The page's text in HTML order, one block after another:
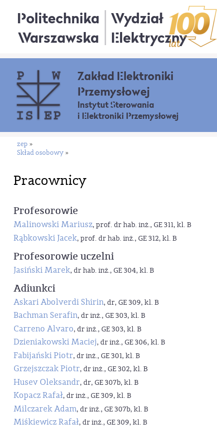
Politechnika
Warszawska
Wydział
Elektryczny
Zakład Elektroniki
Przemysłowej
Instytut Sterowania
i Elektroniki Przemysłowej
zep »
Skład osobowy »
Pracownicy
Profesorowie
Malinowski Mariusz, prof. dr hab. inż., GE 311, kl. B
Rąbkowski Jacek, prof. dr hab. inż., GE 312, kl. B
Profesorowie uczelni
Jasiński Marek, dr hab. inż., GE 304, kl. B
Adiunkci
Askari Abolverdi Shirin, dr, GE 309, kl. B
Bachman Serafin, dr inż., GE 303, kl. B
Carreno Alvaro, dr inż., GE 303, kl. B
Dzieniakowski Maciej, dr inż., GE 306, kl. B
Fabijański Piotr, dr inż., GE 301, kl. B
Grzejszczak Piotr, dr inż., GE 302, kl. B
Husev Oleksandr, dr, GE 307b, kl. B
Kopacz Rafał, dr inż., GE 309, kl. B
Milczarek Adam, dr inż., GE 307b, kl. B
Miśkiewicz Rafał, dr inż., GE 309, kl. B